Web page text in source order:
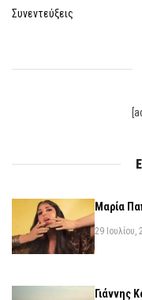
Συνεντεύξεις
Μαρία
29 Ιουλίου,
Γιάννης